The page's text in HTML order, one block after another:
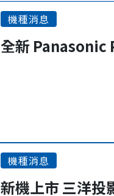
機種消息
全新 Panasonic
機種消息
新機上市 三洋投